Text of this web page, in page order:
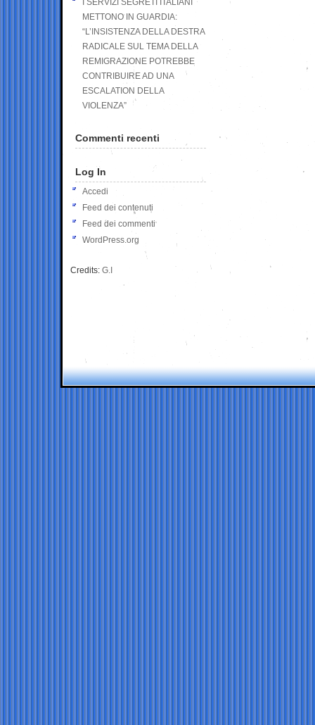
I SERVIZI SEGRETI ITALIANI
METTONO IN GUARDIA:
“L’INSISTENZA DELLA DESTRA
RADICALE SUL TEMA DELLA
REMIGRAZIONE POTREBBE
CONTRIBUIRE AD UNA
ESCALATION DELLA
VIOLENZA”
Commenti recenti
Log In
Accedi
Feed dei contenuti
Feed dei commenti
WordPress.org
Credits: G.I